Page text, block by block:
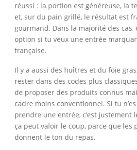
réussi : la portion est généreuse, la
et, sur du pain grillé, le résultat est
gourmand. Dans la majorité des cas,
option si tu veux une entrée
française.
Il y a aussi des huîtres et du foie
rester dans des codes plus
de proposer des produits connus
cadre moins conventionnel. Si tu
prendre une entrée, c’est justement
ça peut valoir le coup, parce que les
donnent le ton du repas.